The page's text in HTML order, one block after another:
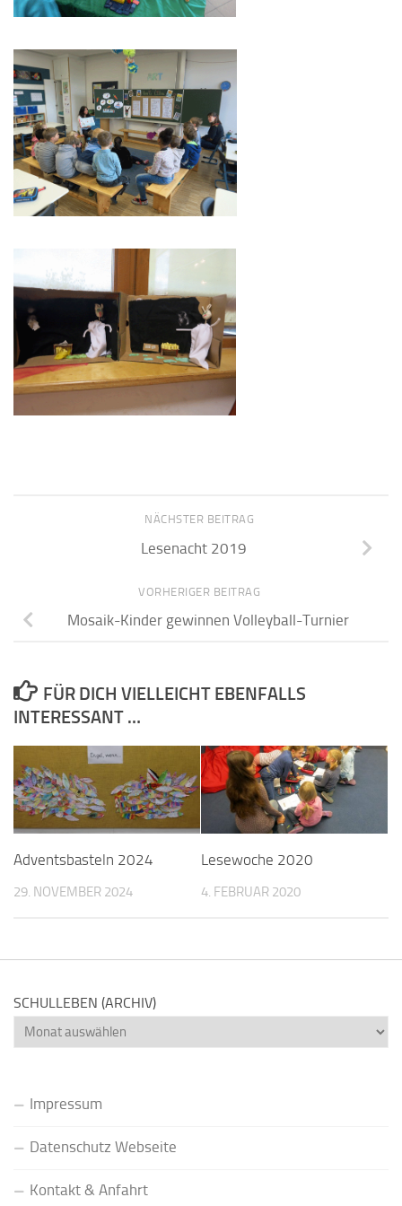
NÄCHSTER BEITRAG
Lesenacht 2019
VORHERIGER BEITRAG
Mosaik-Kinder gewinnen Volleyball-Turnier
FÜR DICH VIELLEICHT EBENFALLS
INTERESSANT …
Adventsbasteln 2024
29. NOVEMBER 2024
Lesewoche 2020
4. FEBRUAR 2020
SCHULLEBEN (ARCHIV)
Schulleben
(Archiv)
Impressum
Datenschutz Webseite
Kontakt & Anfahrt